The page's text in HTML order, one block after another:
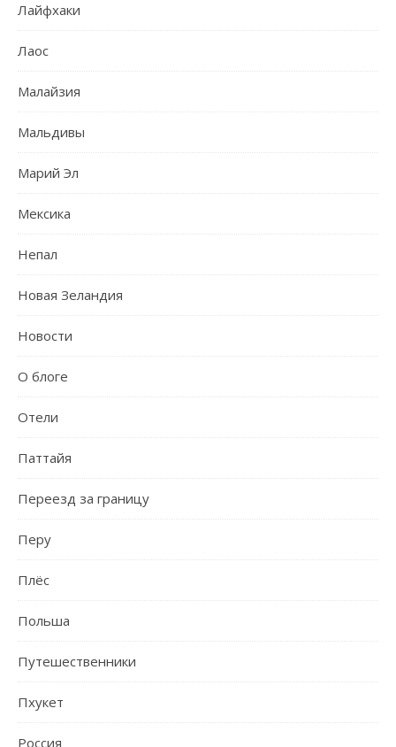
Лайфхаки
Лаос
Малайзия
Мальдивы
Марий Эл
Мексика
Непал
Новая Зеландия
Новости
О блоге
Отели
Паттайя
Переезд за границу
Перу
Плёс
Польша
Путешественники
Пхукет
Россия